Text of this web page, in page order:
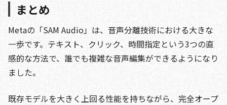
まとめ
Metaの「SAM Audio」は、音声分離技術における大きな
一歩です。テキスト、クリック、時間指定という3つの直
感的な方法で、誰でも複雑な音声編集ができるようになり
ました。
既存モデルを大きく上回る性能を持ちながら、完全オープ